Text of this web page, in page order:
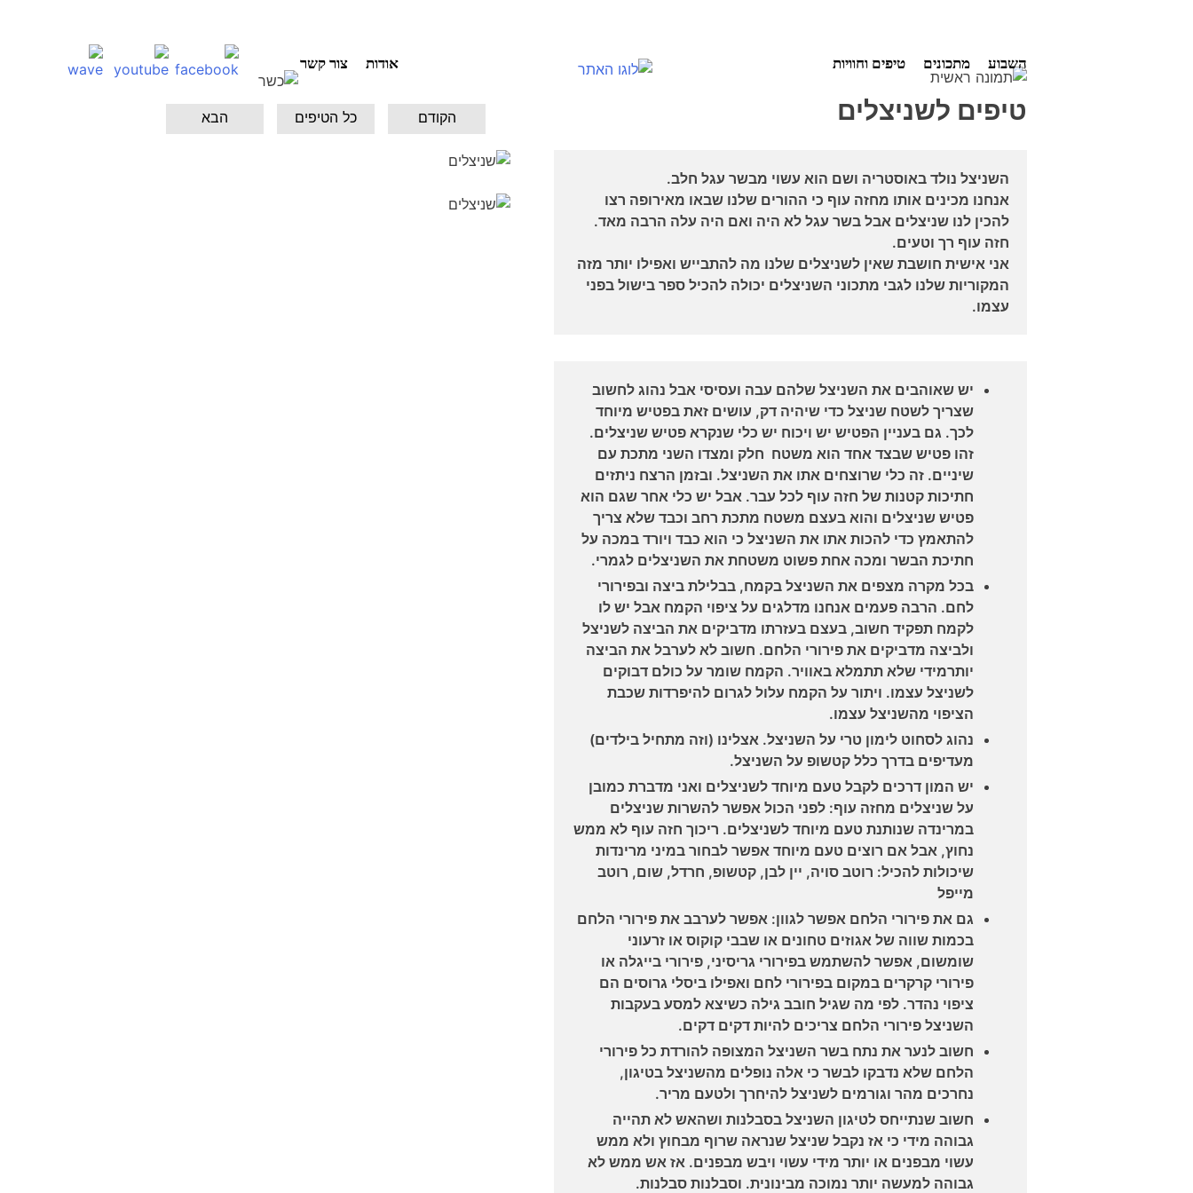
השבוע מתכונים טיפים וחוויות אודות צור קשר
טיפים לשניצלים הבא כל הטיפים הקודם
השניצל נולד באוסטריה ושם הוא עשוי מבשר עגל חלב.
אנחנו מכינים אותו מחזה עוף כי ההורים שלנו שבאו מאירופה רצו
להכין לנו שניצלים אבל בשר עגל לא היה ואם היה עלה הרבה מאד.
חזה עוף רך וטעים.
אני אישית חושבת שאין לשניצלים שלנו מה להתבייש ואפילו יותר מזה
המקוריות שלנו לגבי מתכוני השניצלים יכולה להכיל ספר בישול בפני
עצמו.
יש שאוהבים את השניצל שלהם עבה ועסיסי אבל נהוג לחשוב
שצריך לשטח שניצל כדי שיהיה דק, עושים זאת בפטיש מיוחד
לכך. גם בעניין הפטיש יש ויכוח יש כלי שנקרא פטיש שניצלים.
זהו פטיש שבצד אחד הוא משטח חלק ומצדו השני מתכת עם
שיניים. זה כלי שרוצחים אתו את השניצל. ובזמן הרצח ניתזים
חתיכות קטנות של חזה עוף לכל עבר. אבל יש כלי אחר שגם הוא
פטיש שניצלים והוא בעצם משטח מתכת רחב וכבד שלא צריך
להתאמץ כדי להכות אתו את השניצל כי הוא כבד ויורד במכה על
חתיכת הבשר ומכה אחת פשוט משטחת את השניצלים לגמרי.
בכל מקרה מצפים את השניצל בקמח, בבלילת ביצה ובפירורי
לחם. הרבה פעמים אנחנו מדלגים על ציפוי הקמח אבל יש לו
לקמח תפקיד חשוב, בעצם בעזרתו מדביקים את הביצה לשניצל
ולביצה מדביקים את פירורי הלחם. חשוב לא לערבל את הביצה
יותרמידי שלא תתמלא באוויר. הקמח שומר על כולם דבוקים
לשניצל עצמו. ויתור על הקמח עלול לגרום להיפרדות שכבת
הציפוי מהשניצל עצמו.
נהוג לסחוט לימון טרי על השניצל. אצלינו (וזה מתחיל בילדים)
מעדיפים בדרך כלל קטשופ על השניצל.
יש המון דרכים לקבל טעם מיוחד לשניצלים ואני מדברת כמובן
על שניצלים מחזה עוף: לפני הכול אפשר להשרות שניצלים
במרינדה שנותנת טעם מיוחד לשניצלים. ריכוך חזה עוף לא ממש
נחוץ, אבל אם רוצים טעם מיוחד אפשר לבחור במיני מרינדות
שיכולות להכיל: רוטב סויה, יין לבן, קטשופ, חרדל, שום, רוטב
מייפל
גם את פירורי הלחם אפשר לגוון: אפשר לערבב את פירורי הלחם
בכמות שווה של אגוזים טחונים או שבבי קוקוס או זרעוני
שומשום, אפשר להשתמש בפירורי גריסיני, פירורי בייגלה או
פירורי קרקרים במקום בפירורי לחם ואפילו ביסלי גרוסים הם
ציפוי נהדר. לפי מה שגיל חובב גילה כשיצא למסע בעקבות
השניצל פירורי הלחם צריכים להיות דקים דקים.
חשוב לנער את נתח בשר השניצל המצופה להורדת כל פירורי
הלחם שלא נדבקו לבשר כי אלה נופלים מהשניצל בטיגון,
נחרכים מהר וגורמים לשניצל להיחרך ולטעם מריר.
חשוב שנתייחס לטיגון השניצל בסבלנות ושהאש לא תהייה
גבוהה מידי כי אז נקבל שניצל שנראה שרוף מבחוץ ולא ממש
עשוי מבפנים או יותר מידי עשוי ויבש מבפנים. אז אש ממש לא
גבוהה למעשה יותר נמוכה מבינונית. וסבלנות סבלנות.